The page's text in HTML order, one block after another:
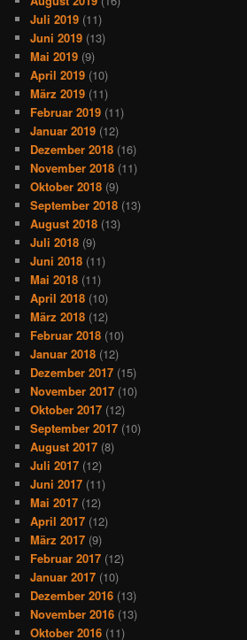
Juli 2019 (11)
Juni 2019 (13)
Mai 2019 (9)
April 2019 (10)
März 2019 (11)
Februar 2019 (11)
Januar 2019 (12)
Dezember 2018 (16)
November 2018 (11)
Oktober 2018 (9)
September 2018 (13)
August 2018 (13)
Juli 2018 (9)
Juni 2018 (11)
Mai 2018 (11)
April 2018 (10)
März 2018 (12)
Februar 2018 (10)
Januar 2018 (12)
Dezember 2017 (15)
November 2017 (10)
Oktober 2017 (12)
September 2017 (10)
August 2017 (8)
Juli 2017 (12)
Juni 2017 (11)
Mai 2017 (12)
April 2017 (12)
März 2017 (9)
Februar 2017 (12)
Januar 2017 (10)
Dezember 2016 (13)
November 2016 (13)
Oktober 2016 (11)